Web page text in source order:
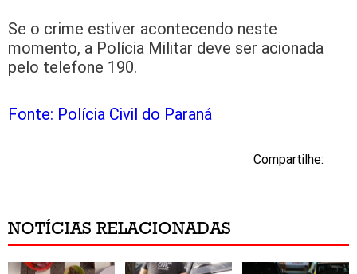
Se o crime estiver acontecendo neste
momento, a Polícia Militar deve ser acionada
pelo telefone 190.
Fonte: Polícia Civil do Paraná
Compartilhe:
NOTÍCIAS RELACIONADAS